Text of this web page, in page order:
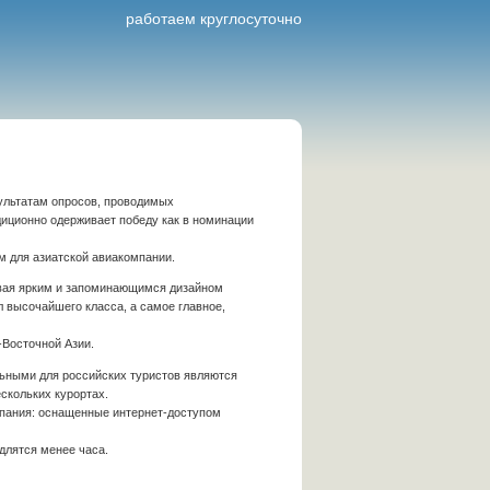
работаем круглосуточно
опросов, проводимых
одерживает победу как в номинации
азиатской авиакомпании.
ярким и запоминающимся дизайном
класса, а самое главное,
Азии.
для российских туристов являются
курортах.
оснащенные интернет-доступом
менее часа.